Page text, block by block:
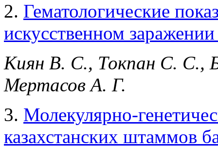
2. Гематологические
искусственном
Киян В. С., Токпан С. С.,
Мертасов А. Г.
3. Молекулярно-
казахстанских штаммов